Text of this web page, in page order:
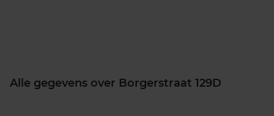
Alle gegevens over Borgerstraat 129D